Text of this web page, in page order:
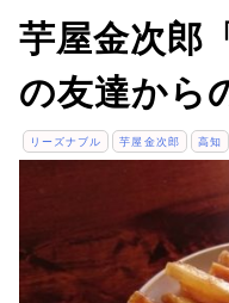
芋屋金次郎
の友達から
リーズナブル 芋屋金次郎 高知